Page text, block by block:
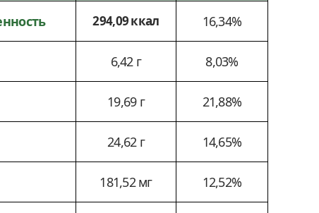
294,09 ккал 16,34%
6,42 г 8,03%
19,69 г 21,88%
24,62 г 14,65%
181,52 мг 12,52%